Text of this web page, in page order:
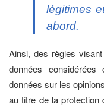
légitimes
abord.
Ainsi, des règles
données
données sur les
au titre de la protection